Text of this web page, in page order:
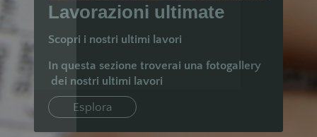
Lavorazioni ultimate
Scopri i nostri ultimi lavori
In questa sezione troverai una fotogallery
dei nostri ultimi lavori
Esplora